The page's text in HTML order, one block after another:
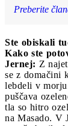
Preberite
Ste obiskali
Kako ste
Jernej: Z
se z domačini
lebdeli v
puščava
tla so hitro
na Masado. V